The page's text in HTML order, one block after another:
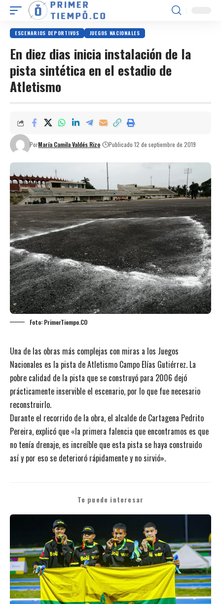
ESCENARIOS DEPORTIVOS JUEGOS NACIONALES
En diez dias inicia instalación de la
pista sintética en el estadio de
Atletismo
PorMaría Camila Valdés Rizo Publicado 12 de septiembre de 2019
Foto: PrimerTiempo.CO
Una de las obras más complejas con miras a los Juegos
Nacionales es la pista de Atletismo Campo Elías Gutiérrez. La
pobre calidad de la pista que se construyó para 2006 dejó
prácticamente inservible el escenario, por lo que fue necesario
reconstruirlo.
Durante el recorrido de la obra, el alcalde de Cartagena Pedrito
Pereira, explicó que «la primera falencia que encontramos es que
no tenía drenaje, es increíble que esta pista se haya construido
así y por eso se deterioró rápidamente y no sirvió».
Te puede interesar